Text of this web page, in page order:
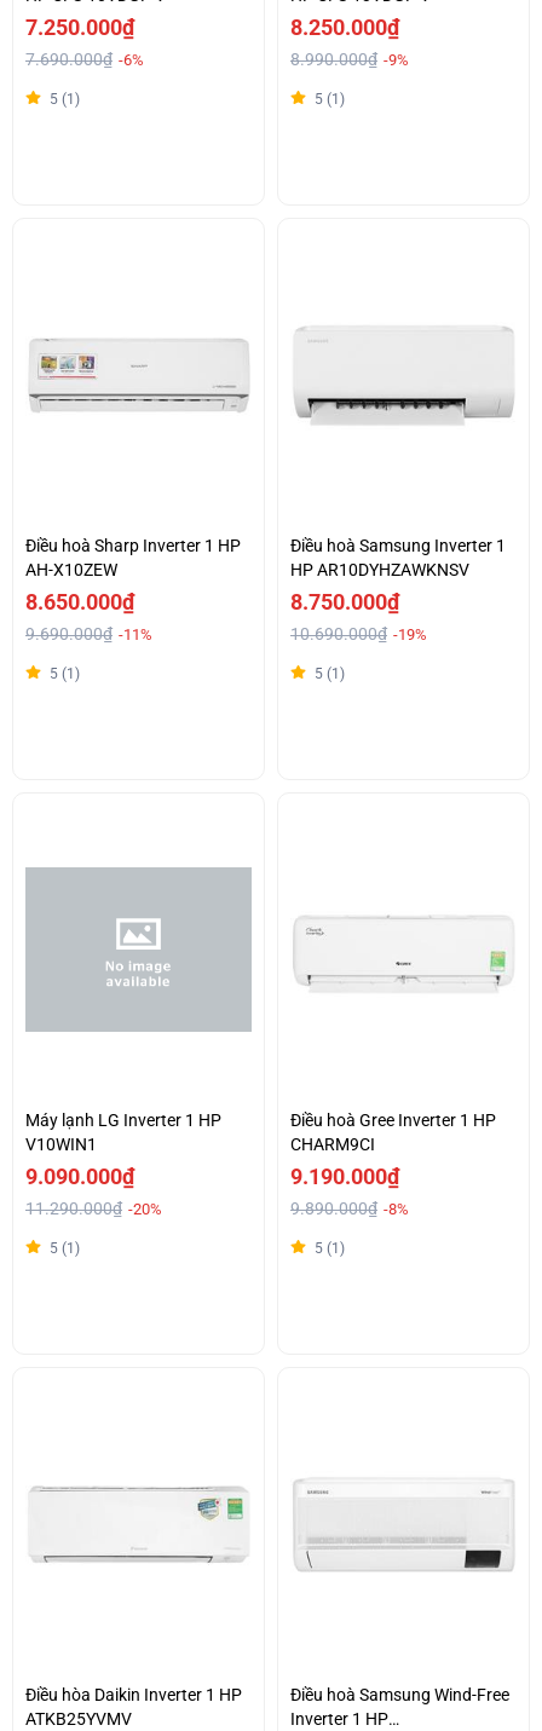
7.250.000₫
7.690.000₫ -6%
5 (1)
8.250.000₫
8.990.000₫ -9%
5 (1)
Điều hoà Sharp Inverter 1 HP
AH-X10ZEW
8.650.000₫
9.690.000₫ -11%
5 (1)
Điều hoà Samsung Inverter 1
HP AR10DYHZAWKNSV
8.750.000₫
10.690.000₫ -19%
5 (1)
Máy lạnh LG Inverter 1 HP
V10WIN1
9.090.000₫
11.290.000₫ -20%
5 (1)
Điều hoà Gree Inverter 1 HP
CHARM9CI
9.190.000₫
9.890.000₫ -8%
5 (1)
Điều hòa Daikin Inverter 1 HP
ATKB25YVMV
Điều hoà Samsung Wind-Free
Inverter 1 HP